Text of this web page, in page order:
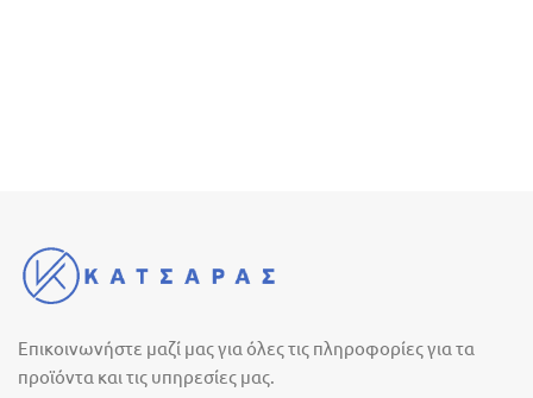
Επικοινωνήστε μαζί μας για όλες τις πληροφορίες για τα
προϊόντα και τις υπηρεσίες μας.